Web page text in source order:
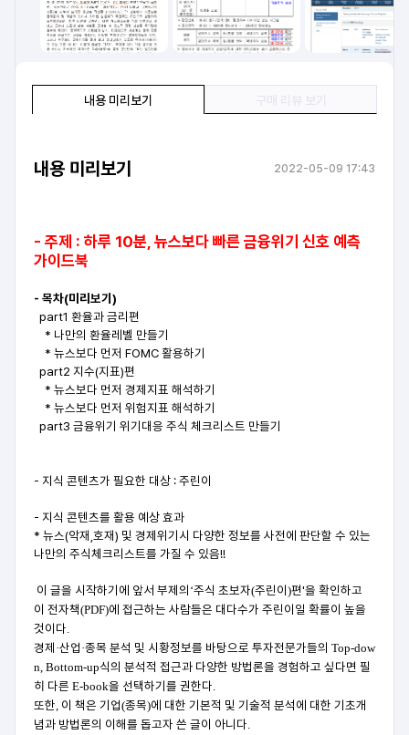
내용 미리보기
내용 미리보기 2022-05-09 17:43
- 주제 : 하루 10분, 뉴스보다 빠른 금융위기 신호 예측
가이드북
- 목차(미리보기)
part1 환율과 금리편
* 나만의 환율레벨 만들기
* 뉴스보다 먼저 FOMC 활용하기
part2 지수(지표)편
* 뉴스보다 먼저 경제지표 해석하기
* 뉴스보다 먼저 위험지표 해석하기
part3 금융위기 위기대응 주식 체크리스트 만들기
- 지식 콘텐츠가 필요한 대상 : 주린이
- 지식 콘텐츠를 활용 예상 효과
* 뉴스(악재,호재) 및 경제위기시 다양한 정보를 사전에 판단할 수 있는
나만의 주식체크리스트를 가질 수 있음!!
이 글을 시작하기에 앞서 부제의 ‘주식 초보자(주린이)편'을 확인하고
이 전자책(PDF)에 접근하는 사람들은 대다수가 주린이일 확률이 높을
것이다.
경제 ·산업 ·종목 분석 및 시황정보를 바탕으로 투자전문가들의 Top-dow
n, Bottom-up식의 분석적 접근과 다양한 방법론을 경험하고 싶다면 필
히 다른 E-book을 선택하기를 권한다.
또한, 이 책은 기업(종목)에 대한 기본적 및 기술적 분석에 대한 기초개
념과 방법론의 이해를 돕고자 쓴 글이 아니다.